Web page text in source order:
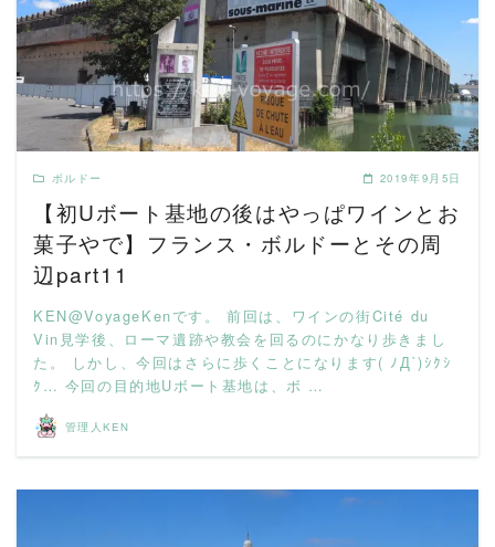
READ MORE
ボルドー 2019年9月5日
【初Uボート基地の後はやっぱワインとお
菓子やで】フランス・ボルドーとその周
辺part11
KEN@VoyageKenです。 前回は、ワインの街Cité du
Vin見学後、ローマ遺跡や教会を回るのにかなり歩きまし
た。 しかし、今回はさらに歩くことになります( ﾉД`)ｼｸｼ
ｸ… 今回の目的地Uボート基地は、ボ …
管理人KEN